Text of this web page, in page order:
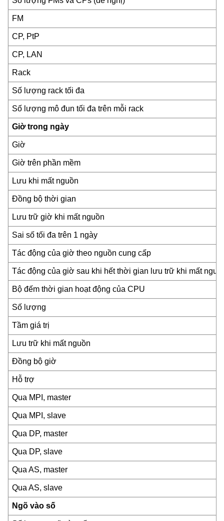
FM
CP, PtP
CP, LAN
Rack
Số lượng rack tối đa
Số lượng mô đun tối đa trên mỗi rack
Giờ trong ngày
Giờ
Giờ trên phần mềm
Lưu khi mất nguồn
Đồng bộ thời gian
Lưu trữ giờ khi mất nguồn
Sai số tối đa trên 1 ngày
Tác động của giờ theo nguồn cung cấp
Tác động của giờ sau khi hết thời gian lưu trữ khi mất
Bộ đếm thời gian hoạt động của CPU
Số lượng
Tầm giá trị
Lưu trữ khi mất nguồn
Đồng bộ giờ
Hỗ trợ
Qua MPI, master
Qua MPI, slave
Qua DP, master
Qua DP, slave
Qua AS, master
Qua AS, slave
Ngõ vào số